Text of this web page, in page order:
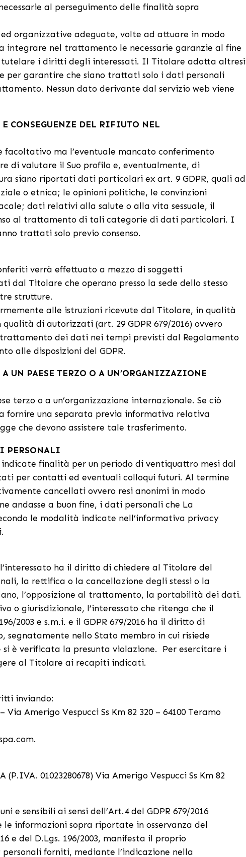
al perseguimento delle finalità sopra
organizzative adeguate, volte ad attuare in modo
nel trattamento le necessarie garanzie al fine
tutelare i diritti degli interessati. Il Titolare adotta altresì
per garantire che siano trattati solo i dati personali
Nessun dato derivante dal servizio web viene
CONSEGUENZE DEL RIFIUTO NEL
ma l’eventuale mancato conferimento
di valutare il Suo profilo e, eventualmente, di
siano riportati dati particolari ex art. 9 GDPR, quali ad
o etnica; le opinioni politiche, le convinzioni
dati relativi alla salute o alla vita sessuale, il
al trattamento di tali categorie di dati particolari. I
trattati solo previo consenso.
verrà effettuato a mezzo di soggetti
dal Titolare che operano presso la sede dello stesso
strutture.
alle istruzioni ricevute dal Titolare, in qualità
qualità di autorizzati (art. 29 GDPR 679/2016) ovvero
dei dati nei tempi previsti dal Regolamento
alle disposizioni del GDPR.
UN PAESE TERZO O A UN’ORGANIZZAZIONE
terzo o a un’organizzazione internazionale. Se ciò
fornire una separata previa informativa relativa
che devono assistere tale trasferimento.
PERSONALI
finalità per un periodo di ventiquattro mesi dal
per contatti ed eventuali colloqui futuri. Al termine
cancellati ovvero resi anonimi in modo
andasse a buon fine, i dati personali che La
le modalità indicate nell’informativa privacy
ha il diritto di chiedere al Titolare del
la rettifica o la cancellazione degli stessi o la
l’opposizione al trattamento, la portabilità dei dati.
o giurisdizionale, l’interessato che ritenga che il
2003 e s.m.i. e il GDPR 679/2016 ha il diritto di
segnatamente nello Stato membro in cui risiede
è verificata la presunta violazione. Per esercitare i
al Titolare ai recapiti indicati.
inviando:
Amerigo Vespucci Ss Km 82 320 – 64100 Teramo
01023280678) Via Amerigo Vespucci Ss Km 82
e sensibili ai sensi dell’Art.4 del GDPR 679/2016
informazioni sopra riportate in osservanza del
e del D.Lgs. 196/2003, manifesta il proprio
forniti, mediante l’indicazione nella